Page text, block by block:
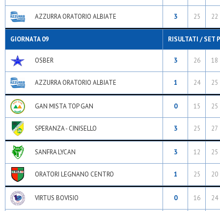
AZZURRA ORATORIO ALBIATE 3 25 22
GIORNATA 09 RISULTATI / SET
OSBER 3 26 18
AZZURRA ORATORIO ALBIATE 1 24 25
GAN MISTA TOP GAN 0 15 25
SPERANZA - CINISELLO 3 25 27
SANFRA LYCAN 3 12 25
ORATORI LEGNANO CENTRO 1 25 20
VIRTUS BOVISIO 0 16 24